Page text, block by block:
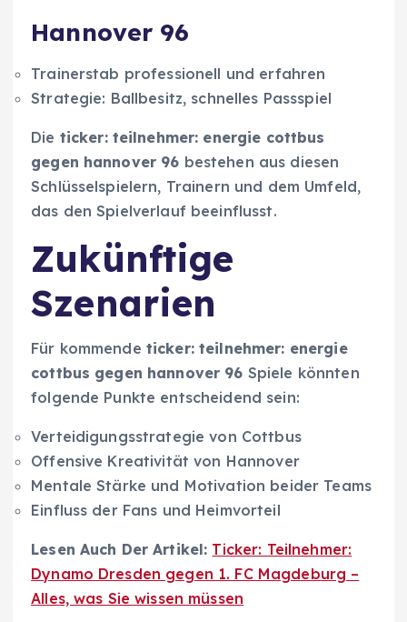
Hannover 96
Trainerstab professionell und erfahren
Strategie: Ballbesitz, schnelles Passspiel
Die ticker: teilnehmer: energie cottbus
gegen hannover 96 bestehen aus diesen
Schlüsselspielern, Trainern und dem Umfeld,
das den Spielverlauf beeinflusst.
Zukünftige
Szenarien
Für kommende ticker: teilnehmer: energie
cottbus gegen hannover 96 Spiele könnten
folgende Punkte entscheidend sein:
Verteidigungsstrategie von Cottbus
Offensive Kreativität von Hannover
Mentale Stärke und Motivation beider Teams
Einfluss der Fans und Heimvorteil
Lesen Auch Der Artikel: Ticker: Teilnehmer:
Dynamo Dresden gegen 1. FC Magdeburg –
Alles, was Sie wissen müssen